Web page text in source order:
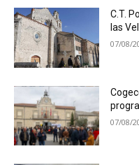
C.T.
las
07/08/
07/08/